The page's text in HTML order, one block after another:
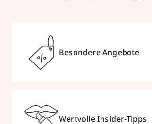
Besondere Angebote
Wertvolle Insider-Tipps